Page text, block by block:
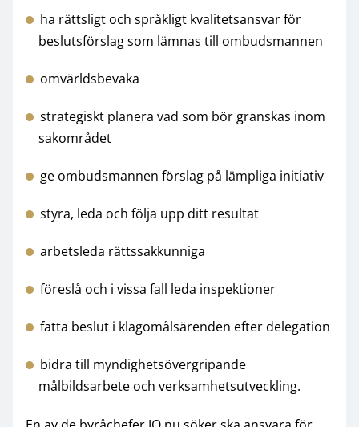
ha rättsligt och språkligt kvalitetsansvar för
beslutsförslag som lämnas till ombudsmannen
omvärldsbevaka
strategiskt planera vad som bör granskas inom
sakområdet
ge ombudsmannen förslag på lämpliga initiativ
styra, leda och följa upp ditt resultat
arbetsleda rättssakkunniga
föreslå och i vissa fall leda inspektioner
fatta beslut i klagomålsärenden efter delegation
bidra till myndighetsövergripande
målbildsarbete och verksamhetsutveckling.